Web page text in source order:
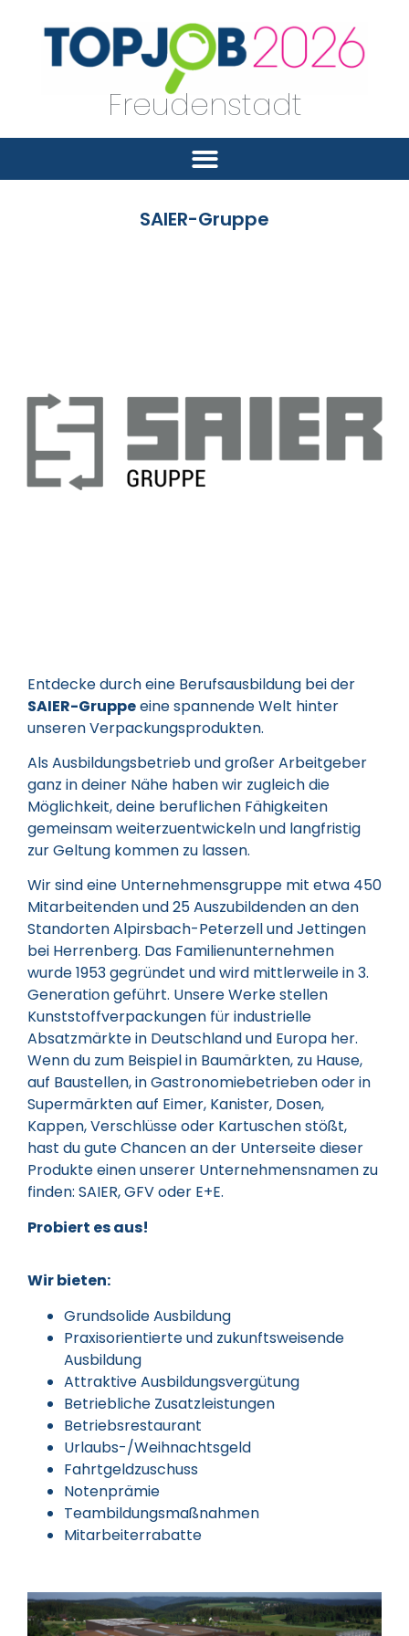
Freudenstadt
SAIER-Gruppe
Entdecke durch eine Berufsausbildung bei der
SAIER-Gruppeeine spannende Welt hinter
unseren Verpackungsprodukten.
Als Ausbildungsbetrieb und großer Arbeitgeber
ganz in deiner Nähe haben wir zugleich die
Möglichkeit, deine beruflichen Fähigkeiten
gemeinsam weiterzuentwickeln und langfristig
zur Geltung kommen zu lassen.
Wir sind eine Unternehmensgruppe mit etwa 450
Mitarbeitenden und 25 Auszubildenden an den
Standorten Alpirsbach-Peterzell und Jettingen
bei Herrenberg. Das Familienunternehmen
wurde 1953 gegründet und wird mittlerweile in 3.
Generation geführt. Unsere Werke stellen
Kunststoffverpackungen für industrielle
Absatzmärkte in Deutschland und Europa her.
Wenn du zum Beispiel in Baumärkten, zu Hause,
auf Baustellen, in Gastronomiebetrieben oder in
Supermärkten auf Eimer, Kanister, Dosen,
Kappen, Verschlüsse oder Kartuschen stößt,
hast du gute Chancen an der Unterseite dieser
Produkte einen unserer Unternehmensnamen zu
finden: SAIER, GFV oder E+E.
Probiert es aus!
Wir bieten:
Grundsolide Ausbildung
Praxisorientierte und zukunftsweisende
Ausbildung
Attraktive Ausbildungsvergütung
Betriebliche Zusatzleistungen
Betriebsrestaurant
Urlaubs-/Weihnachtsgeld
Fahrtgeldzuschuss
Notenprämie
Teambildungsmaßnahmen
Mitarbeiterrabatte